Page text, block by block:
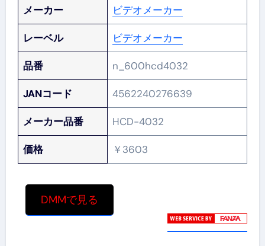
メーカー ビデオメーカー
レーベル ビデオメーカー
品番 n_600hcd4032
JANコード 4562240276639
メーカー品番 HCD-4032
価格 ￥3603
DMMで見る